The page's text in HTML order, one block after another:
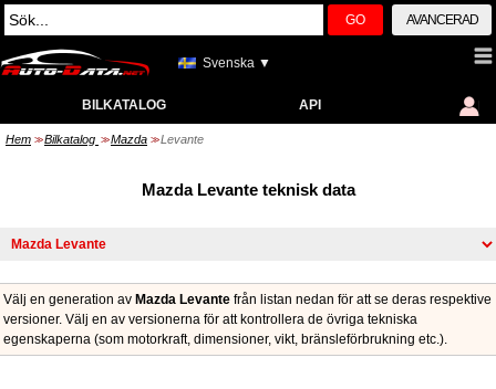
GO AVANCERAD
Svenska ▼
BILKATALOG API
Hem >> Bilkatalog >> Mazda >> Levante
Mazda Levante teknisk data
Välj en generation av Mazda Levante från listan nedan för att se deras respektive
versioner. Välj en av versionerna för att kontrollera de övriga tekniska
egenskaperna (som motorkraft, dimensioner, vikt, bränsleförbrukning etc.).